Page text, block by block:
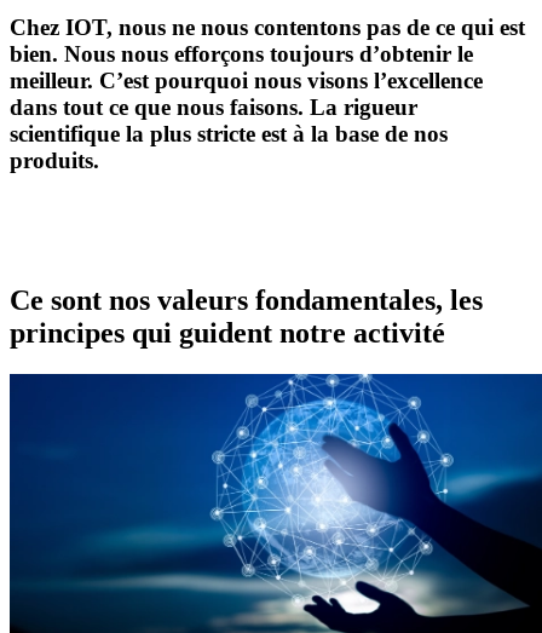
Chez IOT, nous ne nous contentons pas de ce qui est
bien. Nous nous efforçons toujours d’obtenir le
meilleur. C’est pourquoi nous visons l’excellence
dans tout ce que nous faisons. La rigueur
scientifique la plus stricte est à la base de nos
produits.
Ce sont nos valeurs fondamentales, les
principes qui guident notre activité